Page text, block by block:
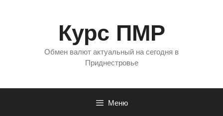
Курс ПМР
Обмен валют актуальный на сегодня в
Приднестровье
Меню